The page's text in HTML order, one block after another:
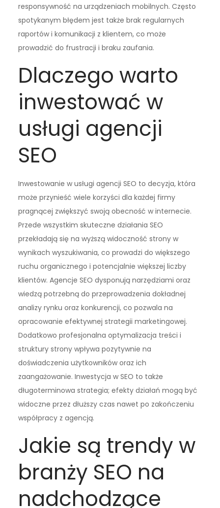
responsywność na urządzeniach mobilnych. Często
spotykanym błędem jest także brak regularnych
raportów i komunikacji z klientem, co może
prowadzić do frustracji i braku zaufania.
Dlaczego warto
inwestować w
usługi agencji
SEO
Inwestowanie w usługi agencji SEO to decyzja, która
może przynieść wiele korzyści dla każdej firmy
pragnącej zwiększyć swoją obecność w internecie.
Przede wszystkim skuteczne działania SEO
przekładają się na wyższą widoczność strony w
wynikach wyszukiwania, co prowadzi do większego
ruchu organicznego i potencjalnie większej liczby
klientów. Agencje SEO dysponują narzędziami oraz
wiedzą potrzebną do przeprowadzenia dokładnej
analizy rynku oraz konkurencji, co pozwala na
opracowanie efektywnej strategii marketingowej.
Dodatkowo profesjonalna optymalizacja treści i
struktury strony wpływa pozytywnie na
doświadczenia użytkowników oraz ich
zaangażowanie. Inwestycja w SEO to także
długoterminowa strategia; efekty działań mogą być
widoczne przez dłuższy czas nawet po zakończeniu
współpracy z agencją.
Jakie są trendy w
branży SEO na
nadchodzące